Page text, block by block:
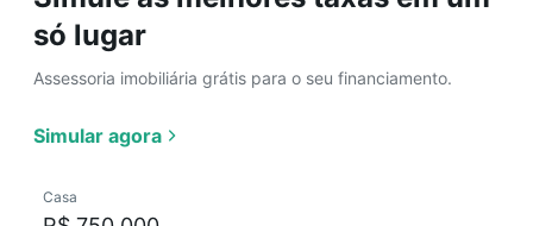
só lugar
Assessoria imobiliária grátis para o seu financiamento.
Simular agora
Casa